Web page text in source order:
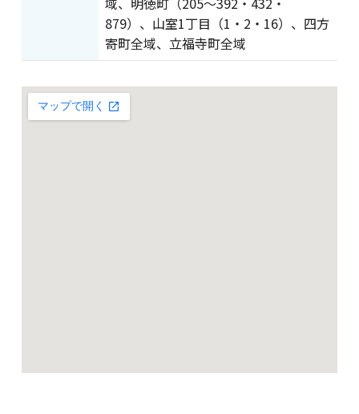
879）、山室1丁目（1・2・16）、四方
寄町全域、立福寺町全域